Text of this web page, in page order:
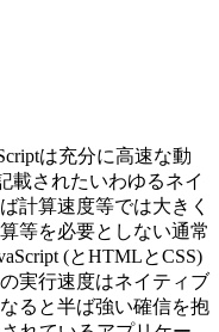
は充分に高速な動
載されたいわゆるネイ
計算速度等では大きく
等を必要としない通常
(とHTMLとCSS)
実行速度はネイティブ
ると半ば強い確信を抱